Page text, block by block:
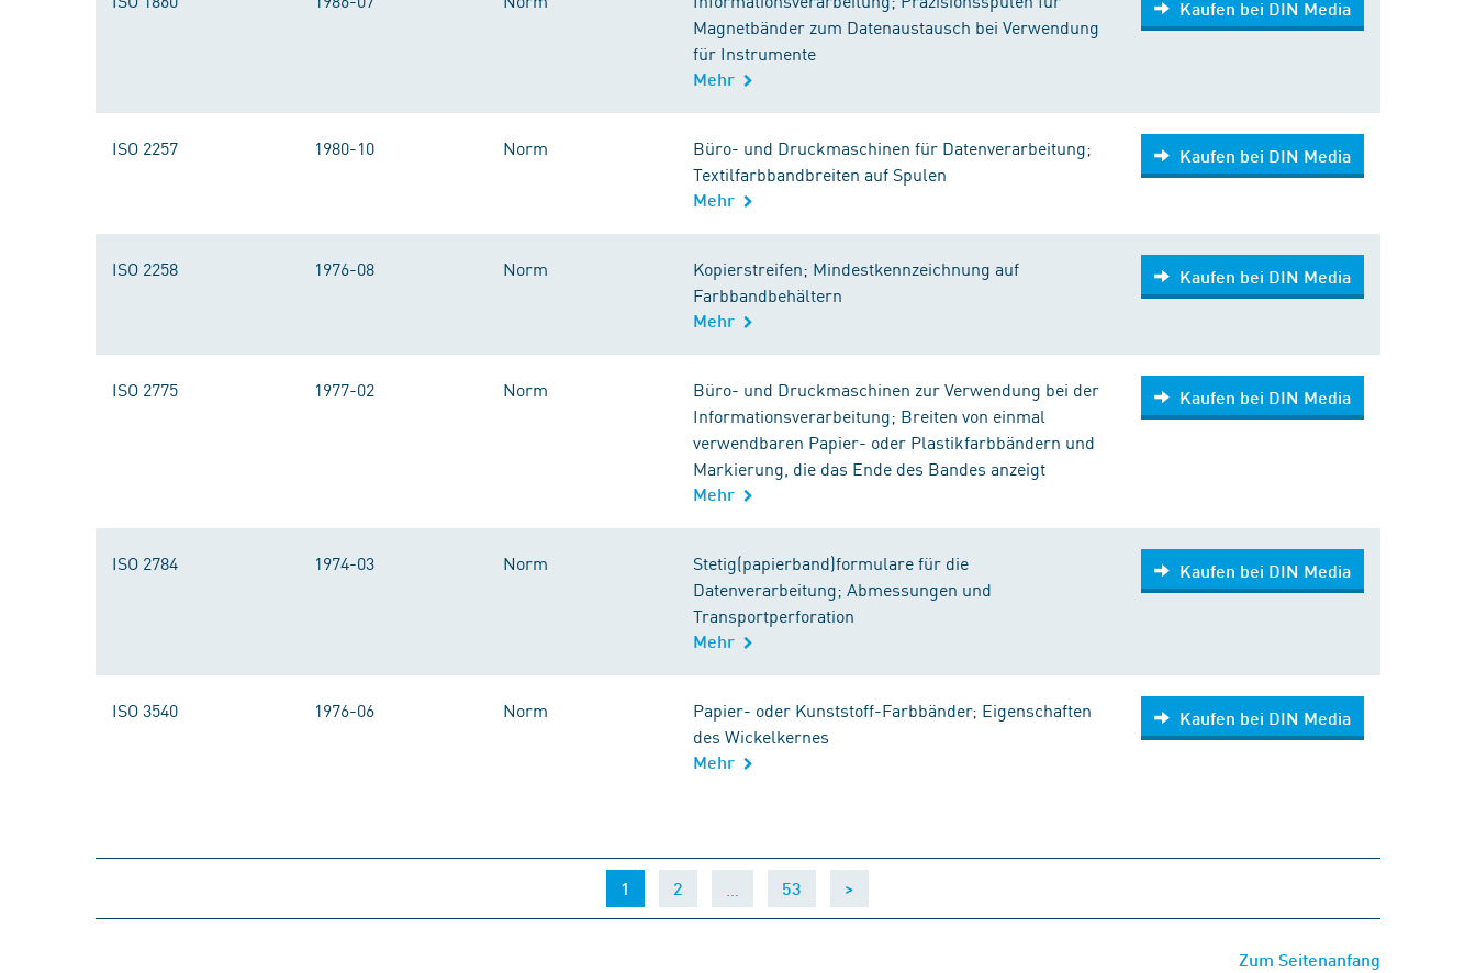
Magnetbänder zum Datenaustausch bei Verwendung
für Instrumente
Mehr
Kaufen bei DIN Media
ISO 2257 1980-10 Norm
Büro- und Druckmaschinen für Datenverarbeitung;
Textilfarbbandbreiten auf Spulen
Mehr
Kaufen bei DIN Media
ISO 2258 1976-08 Norm
Kopierstreifen; Mindestkennzeichnung auf
Farbbandbehältern
Mehr
Kaufen bei DIN Media
ISO 2775 1977-02 Norm
Büro- und Druckmaschinen zur Verwendung bei der
Informationsverarbeitung; Breiten von einmal
verwendbaren Papier- oder Plastikfarbbändern und
Markierung, die das Ende des Bandes anzeigt
Mehr
Kaufen bei DIN Media
ISO 2784 1974-03 Norm
Stetig(papierband)formulare für die
Datenverarbeitung; Abmessungen und
Transportperforation
Mehr
Kaufen bei DIN Media
ISO 3540 1976-06 Norm
Papier- oder Kunststoff-Farbbänder; Eigenschaften
des Wickelkernes
Mehr
Kaufen bei DIN Media
1 (current)
2 53 >
Zum Seitenanfang